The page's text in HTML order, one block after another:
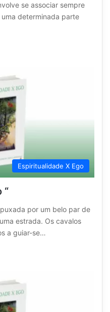
se associar sempre
determinada parte
Espiritualidade X Ego
“
por um belo par de
estrada. Os cavalos
a guiar-se…